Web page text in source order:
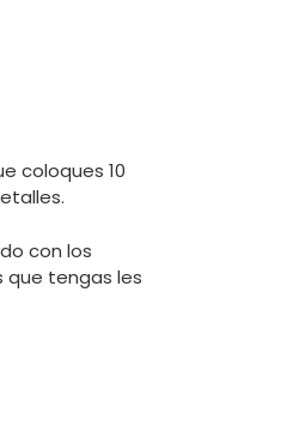
coloques 10
con los
que tengas les